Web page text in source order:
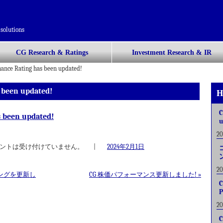
CG Research & Ratings Investment Research & IR
Rating has been updated!
updated!
been updated!
トは受け付けていません。 2024年2月1日
グを更新し
CG 株価パフォーマンス更新しました! »